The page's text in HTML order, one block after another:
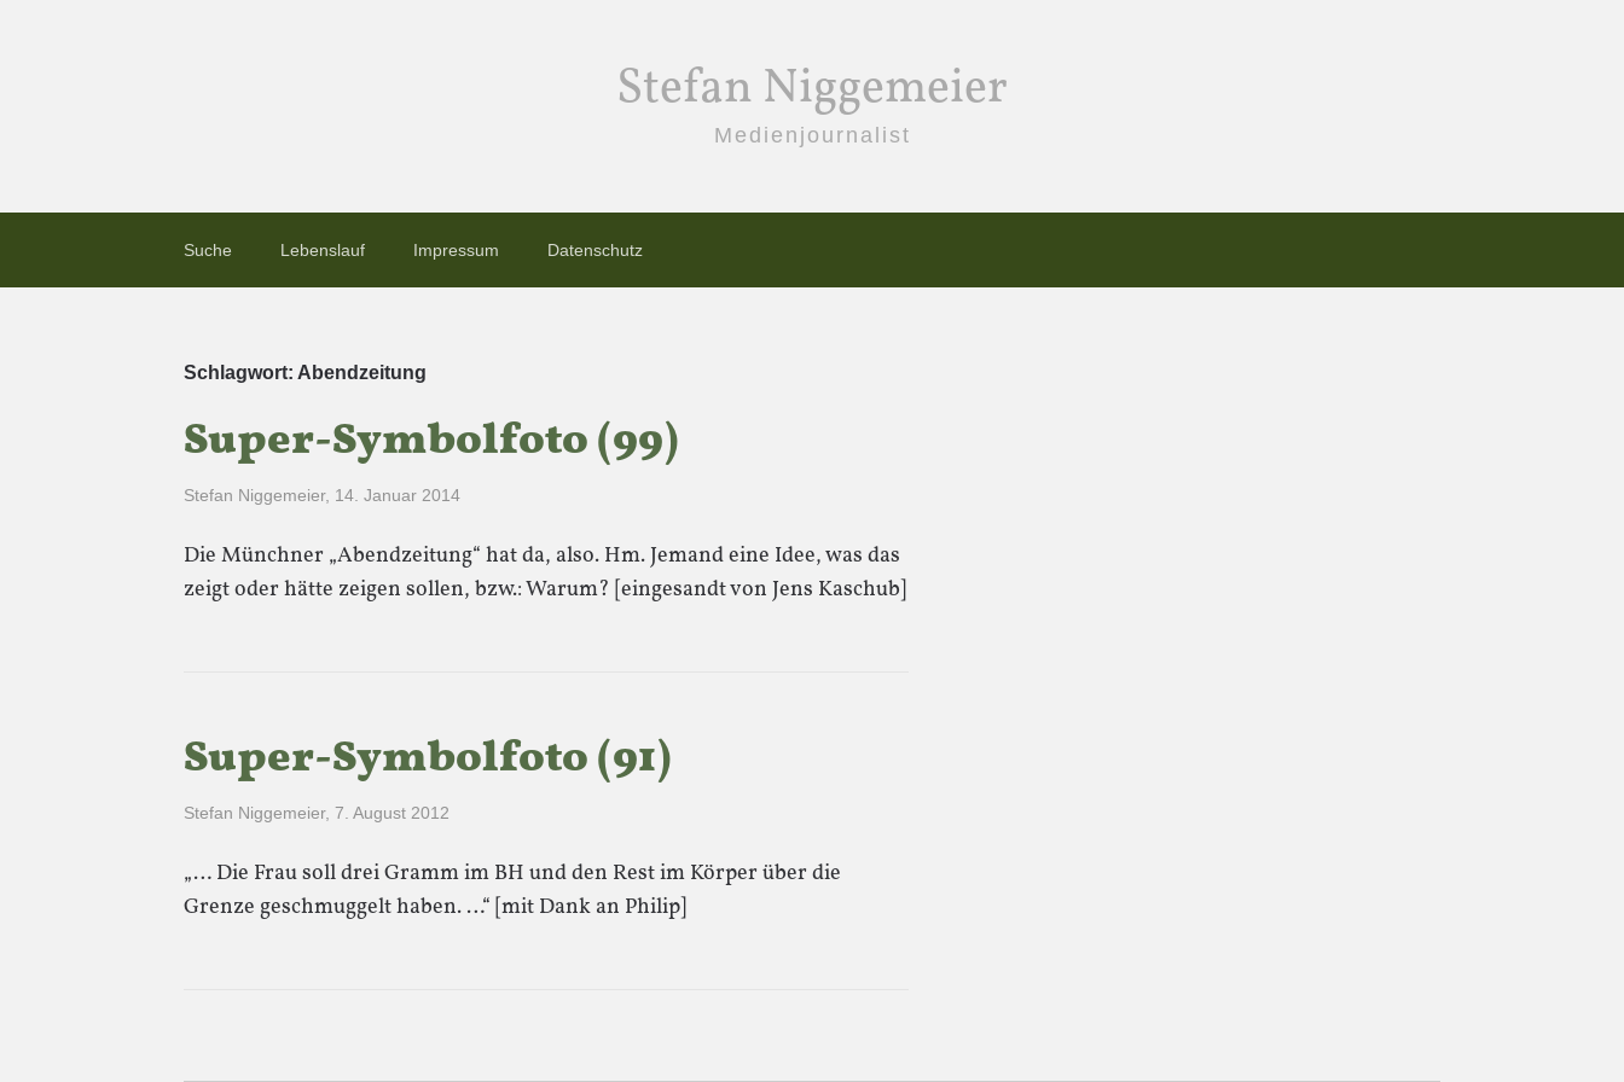
Stefan Niggemeier
Medienjournalist
Suche Lebenslauf Impressum Datenschutz
Schlagwort: Abendzeitung
Super-Symbolfoto (99)
Stefan Niggemeier, 14. Januar 2014
Die Münchner „Abendzeitung“ hat da, also. Hm. Jemand eine Idee, was das
zeigt oder hätte zeigen sollen, bzw.: Warum? [eingesandt von Jens Kaschub]
Super-Symbolfoto (91)
Stefan Niggemeier, 7. August 2012
„… Die Frau soll drei Gramm im BH und den Rest im Körper über die
Grenze geschmuggelt haben. …“ [mit Dank an Philip]